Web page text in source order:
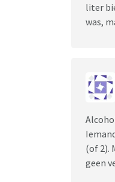
liter
was,
(of 2).
geen